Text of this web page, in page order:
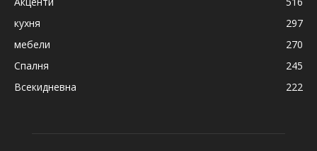
кухня
297
мебели
270
Спалня
245
Всекидневна
222